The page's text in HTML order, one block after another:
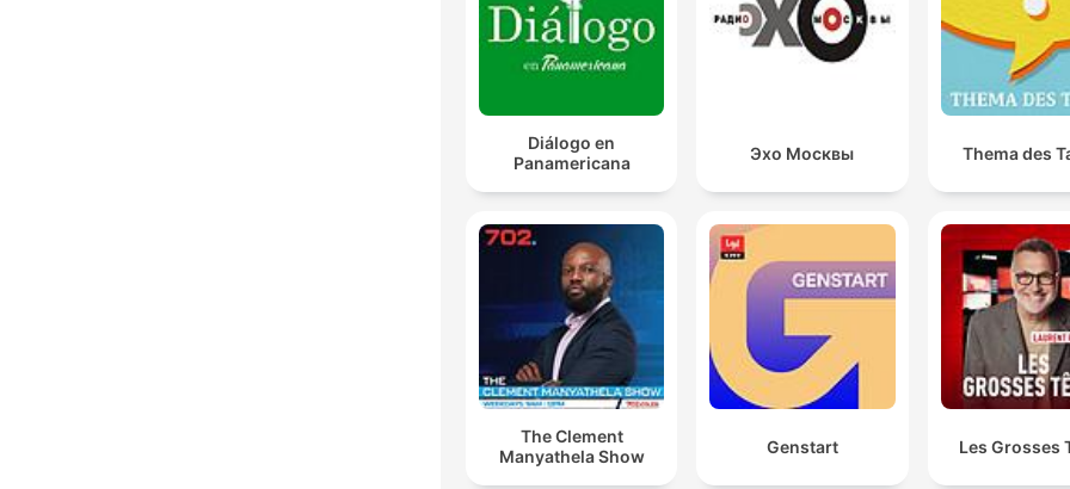
Diálogo en
Panamericana
Эхо Москвы Thema des
The Clement
Manyathela Show
Genstart Les Grosses